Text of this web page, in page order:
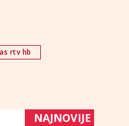
rtv hb
NAJNOVIJE